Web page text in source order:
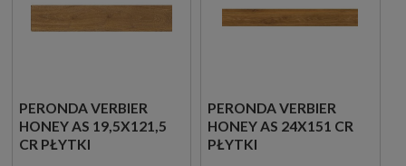
PERONDA VERBIER
HONEY AS 19,5X121,5
CR PŁYTKI
PERONDA VERBIER
HONEY AS 24X151 CR
PŁYTKI